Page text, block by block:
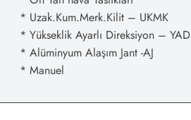
* Uzak.Kum.Merk.Kilit – UKMK
* Yükseklik Ayarlı Direksiyon – YAD
* Alüminyum Alaşım Jant -AJ
* Manuel